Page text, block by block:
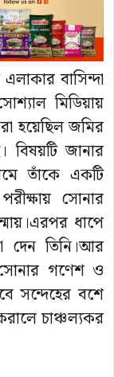
বাসিন্দা
মিডিয়ায়
হয়েছিল জমির
বিষয়টি জানার
তাঁকে একটি
সোনার
ধাপে
দেন তিনি।আর
গণেশ ও
সন্দেহের বশে
চাঞ্চল্যকর